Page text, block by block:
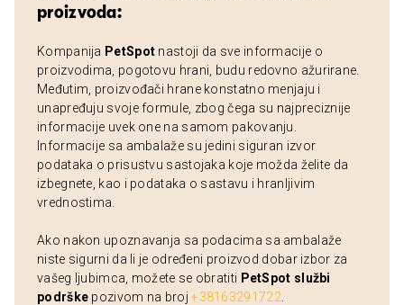
proizvoda:
Kompanija PetSpot nastoji da sve informacije o
proizvodima, pogotovu hrani, budu redovno ažurirane.
Međutim, proizvođači hrane konstatno menjaju i
unapređuju svoje formule, zbog čega su najpreciznije
informacije uvek one na samom pakovanju.
Informacije sa ambalaže su jedini siguran izvor
podataka o prisustvu sastojaka koje možda želite da
izbegnete, kao i podataka o sastavu i hranljivim
vrednostima.
Ako nakon upoznavanja sa podacima sa ambalaže
niste sigurni da li je određeni proizvod dobar izbor za
vašeg ljubimca, možete se obratiti PetSpot službi
podrške pozivom na broj+38163291722